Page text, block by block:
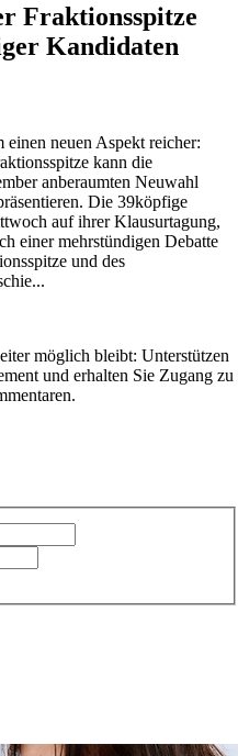
Fraktionsspitze
Kandidaten
neuen Aspekt reicher:
kann die
anberaumten Neuwahl
Die 39köpfige
auf ihrer Klausurtagung,
einer mehrstündigen Debatte
und des
möglich bleibt: Unterstützen
und erhalten Sie Zugang zu